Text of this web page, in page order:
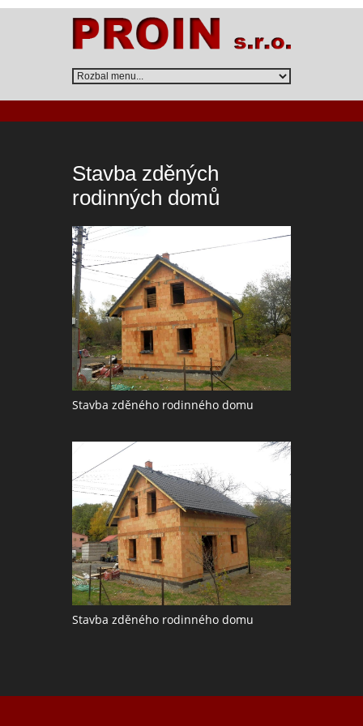
Stavba zděných
rodinných domů
Stavba zděného rodinného domu
Stavba zděného rodinného domu